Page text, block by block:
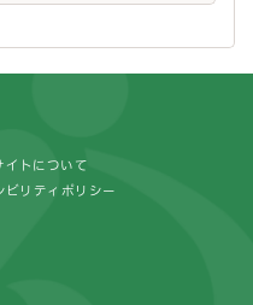
イトについて
ビリティポリシー